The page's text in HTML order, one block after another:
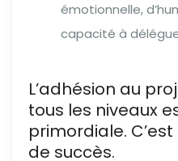
émotionnelle,
capacité à
L’adhésion au
tous les niveaux
primordiale.
de succès.